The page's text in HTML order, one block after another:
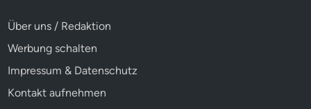
Über uns / Redaktion
Werbung schalten
Impressum & Datenschutz
Kontakt aufnehmen